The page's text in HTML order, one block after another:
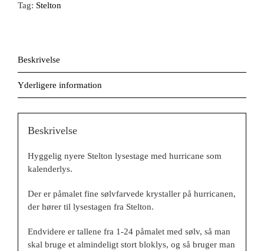
Tag: Stelton
Beskrivelse
Yderligere information
Beskrivelse
Hyggelig nyere Stelton lysestage med hurricane som
kalenderlys.
Der er påmalet fine sølvfarvede krystaller på hurricanen,
der hører til lysestagen fra Stelton.
Endvidere er tallene fra 1-24 påmalet med sølv, så man
skal bruge et almindeligt stort bloklys, og så bruger man